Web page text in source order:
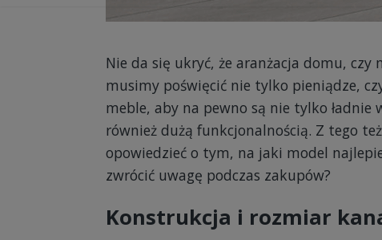
Nie da się ukryć, że aranżacja domu,
musimy poświęcić nie tylko pieniądze,
meble, aby na pewno są nie tylko ładnie
również dużą funkcjonalnością. Z tego
opowiedzieć o tym, na jaki model
zwrócić uwagę podczas zakupów?
Konstrukcja i rozmiar